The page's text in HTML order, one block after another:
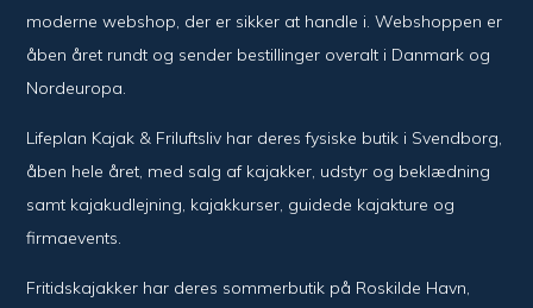
moderne webshop, der er sikker at handle i. Webshoppen er
åben året rundt og sender bestillinger overalt i Danmark og
Nordeuropa.
Lifeplan Kajak & Friluftsliv har deres fysiske butik i Svendborg,
åben hele året, med salg af kajakker, udstyr og beklædning
samt kajakudlejning, kajakkurser, guidede kajakture og
firmaevents.
Fritidskajakker har deres sommerbutik på Roskilde Havn,